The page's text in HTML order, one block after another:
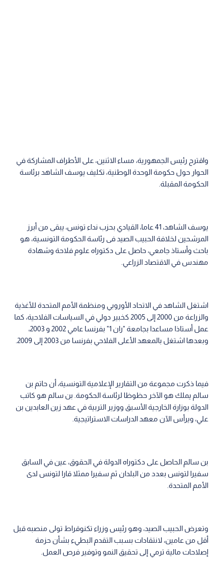
واقترح رئيس الجمهورية، مساء الاثنين، على الأطراف المشاركة في
الحوار حول حكومة الوحدة الوطنية، تكليف يوسف الشاهد برئاسة
الحكومة المقبلة.
يوسف الشاهد، 41 عاما، القيادي بحزب نداء تونس، يبقى من أبرز
المرشحين لخلافة الحبيب الصيد فى رئاسة الحكومة التونسية، هو
باحث وأستاذ جامعي، حاصل على دكتوراه علوم فلاحة وشهادة
مهندس في الاقتصاد الزراعي.
اشتغل الشاهد في الاتحاد الأوروبي ومنظمة الأمم المتحدة للأغذية
والزراعة من 2000 إلى 2005 كخبير دولي في السياسات الفلاحية، كما
عمل أستاذا مساعدا بجامعة "ران 1" بفرنسا عامي 2002 و 2003،
وبعدها اشتغل بالمعهد الأعلى الفلاحي بفرنسا من 2003 إلى 2009.
فيما ذكرت مجموعة من التقارير الإعلامية التونسية، أن حاتم بن
سالم يملك هو الآخر حظوظا لرئاسة الحكومة. بن سالم هو كاتب
الدولة بوزارة الخارجية الأسبق ووزير التربية في عهد زين العابدين بن
علي، ويرأس الآن معهد الدراسات الاستراتيجية.
بن سالم الحاصل على دكتوراه الدولة في الحقوق، عين في السابق
سفيرا لتونس بعدد من البلدان ثم سفيرا ممثلا قارا لتونس لدى
الأمم المتحدة.
وتعرض الحبيب الصيد، وهو رئيس وزراء تكنوقراط تولى منصبه قبل
أقل من عامين، لانتقادات بسبب التقدم البطيء بشأن حزمة
إصلاحات مالية ترمي إلى تحقيق النمو وتوفير فرص العمل.